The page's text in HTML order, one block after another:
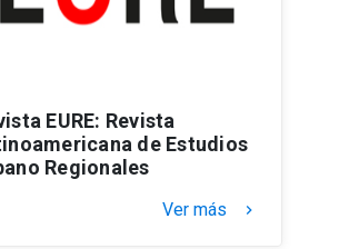
EURE: Revista
de Estudios
Regionales
Ver más keyboard_arrow_right